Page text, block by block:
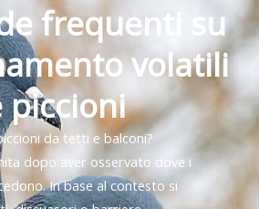
frequenti su
volatili
piccioni
da tetti e balconi?
dopo aver osservato dove i
In base al contesto si